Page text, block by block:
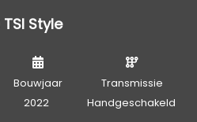
Style
Bouwjaar
2022
Transmissie
Handgeschakeld